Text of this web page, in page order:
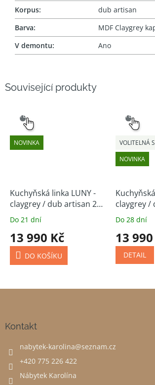
Související produkty
NOVINKA
VÝBĚR
Kuchyňská linka LUNY -
claygrey / dub artisan 250
cm
Do 21 dní
13 990 Kč
DO KOŠÍKU
NOVINKA
VOLITELNÁ
VÝBĚR
claygrey /
(volitelná
Do 28 dní
13
DETAIL
Korpus:
dub artisan
Barva:
MDF Claygrey
V demontu: Ano
Kontakt
nabytek-karolina@seznam.cz
+420 775 226 422
Nábytek Karolína